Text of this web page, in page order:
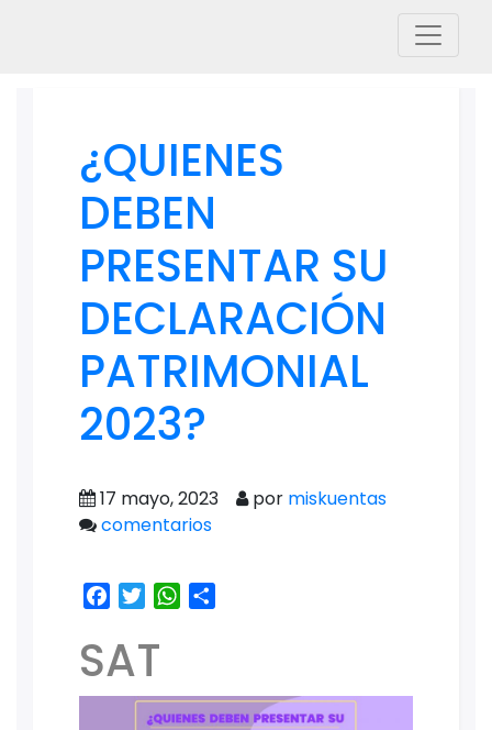
¿QUIENES
DEBEN
PRESENTAR SU
DECLARACIÓN
PATRIMONIAL
2023?
17 mayo, 2023 por miskuentas
comentarios
Facebook
TwitterWhatsApp
SAT